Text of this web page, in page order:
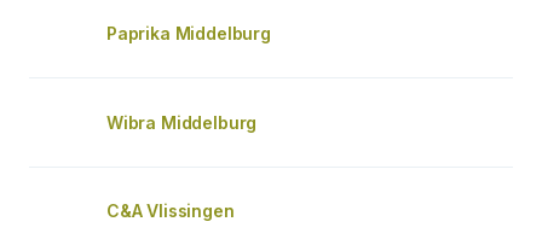
Paprika Middelburg
Wibra Middelburg
C&A Vlissingen